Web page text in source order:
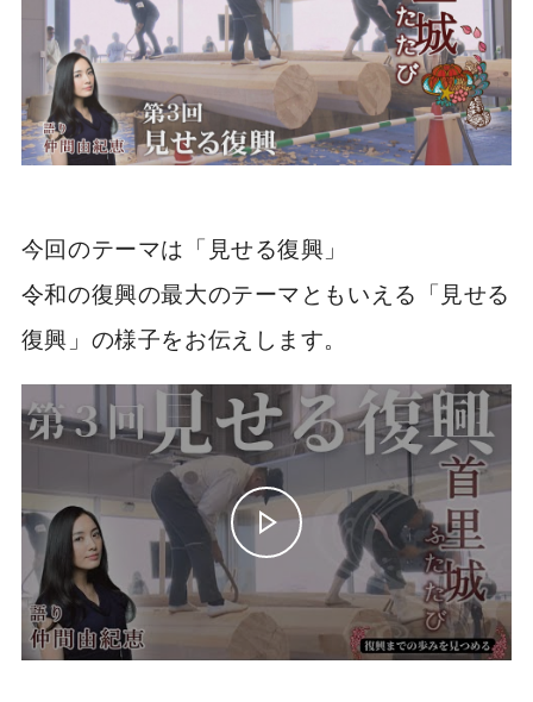
今回のテーマは「見せる復興」
令和の復興の最大のテーマともいえる「見せる
復興」の様子をお伝えします。